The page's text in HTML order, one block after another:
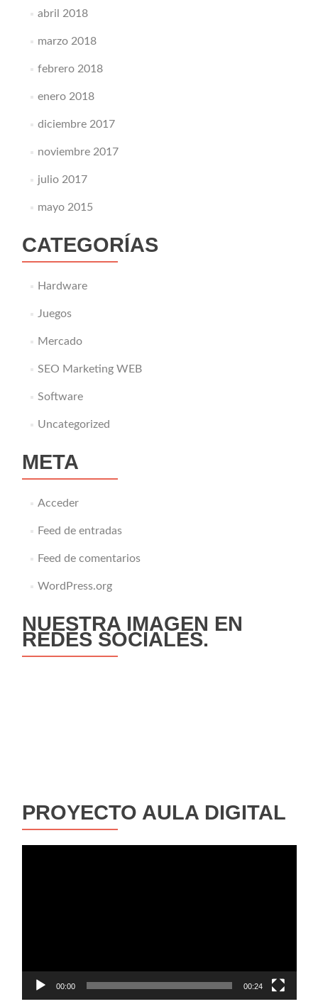
abril 2018
marzo 2018
febrero 2018
enero 2018
diciembre 2017
noviembre 2017
julio 2017
mayo 2015
CATEGORÍAS
Hardware
Juegos
Mercado
SEO Marketing WEB
Software
Uncategorized
META
Acceder
Feed de entradas
Feed de comentarios
WordPress.org
NUESTRA IMAGEN EN
REDES SOCIALES.
PROYECTO AULA DIGITAL
00:00 00:24